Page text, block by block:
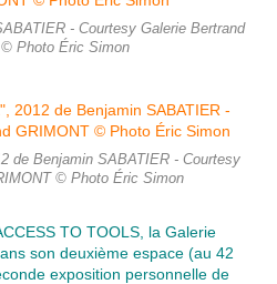
- Courtesy Galerie Bertrand
Photo Éric Simon
de Benjamin SABATIER - Courtesy
© Photo Éric Simon
TO TOOLS, la Galerie
son deuxième espace (au 42
exposition personnelle de